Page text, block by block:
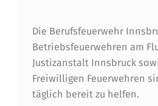
Die Berufsfeuerwehr
Betriebsfeuerwehren am
Justizanstalt Innsbruck
Freiwilligen Feuerwehren
täglich bereit zu helfen.